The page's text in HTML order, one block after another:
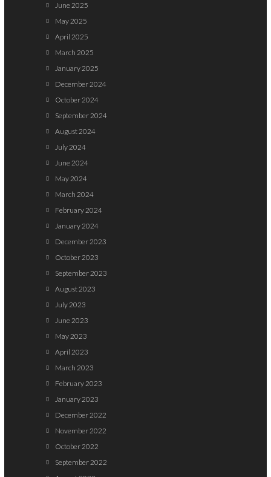
June 2025
May 2025
April 2025
March 2025
January 2025
December 2024
October 2024
September 2024
August 2024
July 2024
June 2024
May 2024
March 2024
February 2024
January 2024
December 2023
October 2023
September 2023
August 2023
July 2023
June 2023
May 2023
April 2023
March 2023
February 2023
January 2023
December 2022
November 2022
October 2022
September 2022